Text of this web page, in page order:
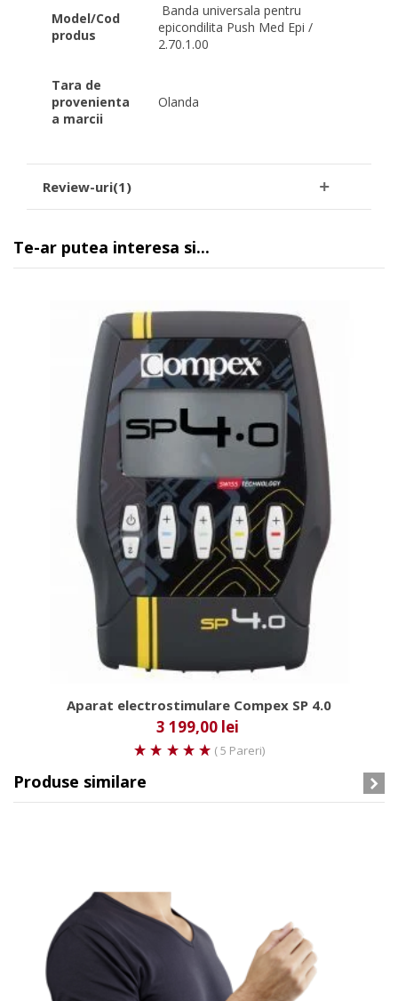
Model/Cod
produs
Banda universala pentru
epicondilita Push Med Epi /
2.70.1.00
Tara de
provenienta
a marcii
Olanda
Review-uri(1)
Te-ar putea interesa si...
Aparat electrostimulare Compex SP 4.0
3 199,00 lei
( 5 Pareri)
Produse similare